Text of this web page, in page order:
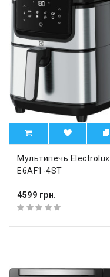
Мультипечь Electrolux
E6AF1-4ST
4599 грн.